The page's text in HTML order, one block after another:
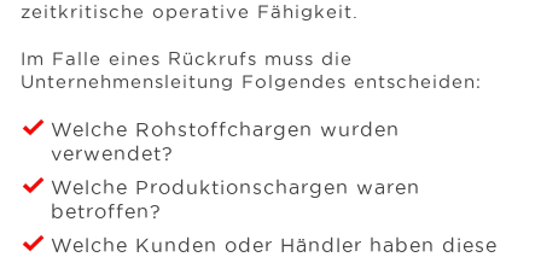
zeitkritische operative Fähigkeit.
Im Falle eines Rückrufs muss die
Unternehmensleitung Folgendes entscheiden:
Welche Rohstoffchargen wurden
verwendet?
Welche Produktionschargen waren
betroffen?
Welche Kunden oder Händler haben diese